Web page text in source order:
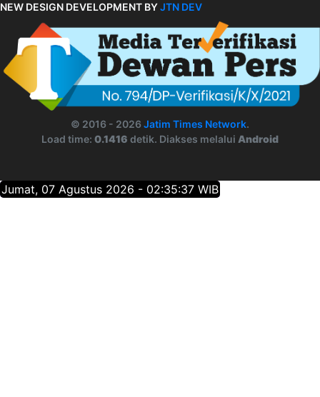
NEW DESIGN DEVELOPMENT BYJTN DEV
© 2016 - 2026 Jatim Times Network.
Load time: 0.1416 detik. Diakses melalui Android
Jumat, 07 Agustus 2026 - 02:35:37 WIB